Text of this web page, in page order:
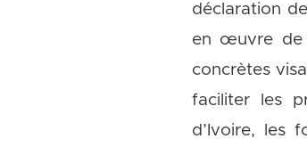
déclaration
en œuvre de
concrètes
faciliter les
d’Ivoire, les